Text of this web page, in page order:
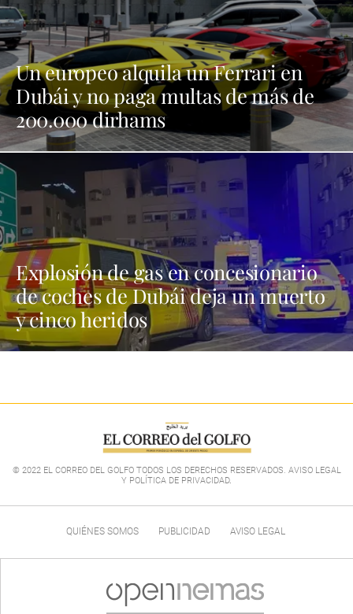
Un europeo alquila un Ferrari en
Dubái y no paga multas de más de
200.000 dirhams
Explosión de gas en concesionario
de coches de Dubái deja un muerto
y cinco heridos
© 2022 EL CORREO DEL GOLFO TODOS LOS DERECHOS RESERVADOS. AVISO LEGAL
Y POLÍTICA DE PRIVACIDAD.
QUIÉNES SOMOS PUBLICIDAD AVISO LEGAL